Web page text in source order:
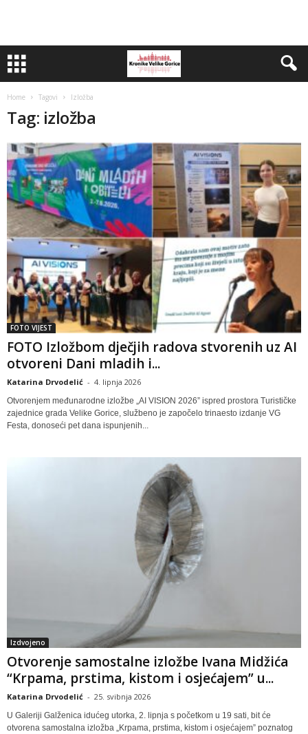
Home Tagovi Izložba
Tag: izložba
FOTO VIJEST
FOTO Izložbom dječjih radova stvorenih uz AI
otvoreni Dani mladih i...
Katarina Drvodelić - 4. lipnja 2026
Otvorenjem međunarodne izložbe „AI VISION 2026” ispred prostora Turističke
zajednice grada Velike Gorice, službeno je započelo trinaesto izdanje VG
Festa, donoseći pet dana ispunjenih...
Izdvojeno
Otvorenje samostalne izložbe Ivana Midžića
“Krpama, prstima, kistom i osjećajem” u...
Katarina Drvodelić - 25. svibnja 2026
U Galeriji Galženica idućeg utorka, 2. lipnja s početkom u 19 sati, bit će
otvorena samostalna izložba „Krpama, prstima, kistom i osjećajem” poznatog